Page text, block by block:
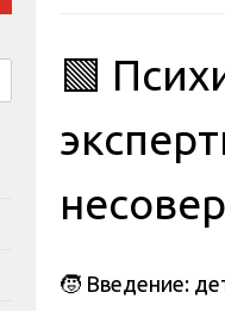
🟩
🧒 Введение: